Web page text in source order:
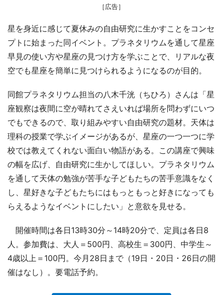
［広告］
星を身近に感じて夏休みの自由研究に生かすことをコンセ
プトに始まった同イベント。プラネタリウムを通して星座
早見の使い方や星座の見つけ方を学ぶことで、リアルな夜
空でも星座を簡単に見つけられるようになるのが目的。
同館プラネタリウム担当の八木千洸（ちひろ）さんは「星
座観察は夜間に空が晴れてさえいれば場所を問わずにいつ
でもできるので、取り組みやすい自由研究の題材。天体は
理科の授業で学ぶイメージがあるが、星座の一つ一つに学
校では教えてくれない面白い物語がある。この講座で興味
の幅を広げ、自由研究に生かしてほしい。プラネタリウム
を通して天体の勉強が苦手な子どもたちの苦手意識をなく
し、星好きな子どもたちにはもっともっと好きになっても
らえるようなイベントにしたい」と意欲を見せる。
開催時間は各日13時30分～14時20分で、定員は各日8
人。参加費は、大人＝500円、高校生＝300円、中学生～
4歳以上＝100円。今月28日まで（19日・20日・26日の開
催はなし）。要電話予約。